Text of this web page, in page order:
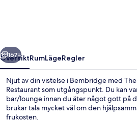
Nästa
167+
ÖversiktRumLägeRegler
Njut av din vistelse i Bembridge med
Restaurant som utgångspunkt. Du kan
bar/lounge innan du äter något gott på
brukar tala mycket väl om den
frukosten.